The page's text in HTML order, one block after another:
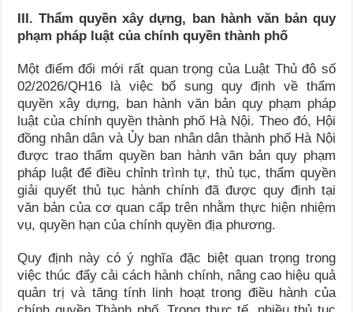
III. Thẩm quyền xây dựng, ban hành văn bản quy
phạm pháp luật của chính quyền thành phố
Một điểm đổi mới rất quan trọng của Luật Thủ đô số
02/2026/QH16 là việc bổ sung quy định về thẩm
quyền xây dựng, ban hành văn bản quy phạm pháp
luật của chính quyền thành phố Hà Nội. Theo đó, Hội
đồng nhân dân và Ủy ban nhân dân thành phố Hà Nội
được trao thẩm quyền ban hành văn bản quy phạm
pháp luật để điều chỉnh trình tự, thủ tục, thẩm quyền
giải quyết thủ tục hành chính đã được quy định tại
văn bản của cơ quan cấp trên nhằm thực hiện nhiệm
vụ, quyền hạn của chính quyền địa phương.
Quy định này có ý nghĩa đặc biệt quan trọng trong
việc thúc đẩy cải cách hành chính, nâng cao hiệu quả
quản trị và tăng tính linh hoạt trong điều hành của